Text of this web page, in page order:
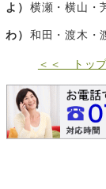
よ） 横瀬・横山・
わ） 和田・渡木・
＜＜ トッ